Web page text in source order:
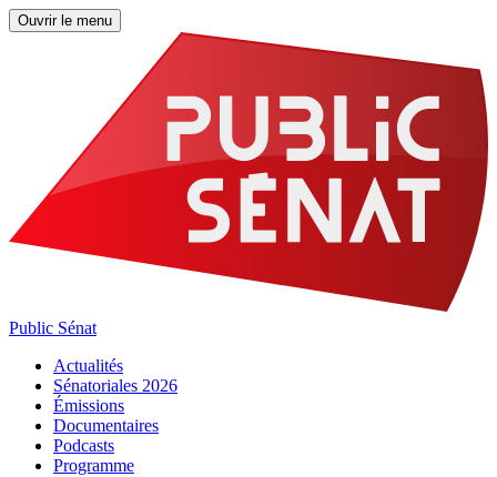
Ouvrir le menu
Public Sénat
Actualités
Sénatoriales 2026
Émissions
Documentaires
Podcasts
Programme